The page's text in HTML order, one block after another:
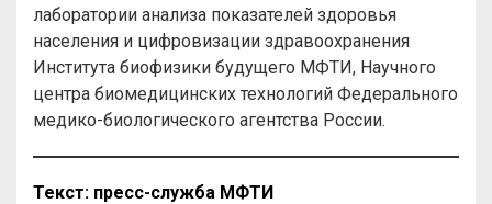
лаборатории анализа показателей здоровья
населения и цифровизации здравоохранения
Института биофизики будущего МФТИ, Научного
центра биомедицинских технологий Федерального
медико-биологического агентства России.
Текст: пресс-служба МФТИ